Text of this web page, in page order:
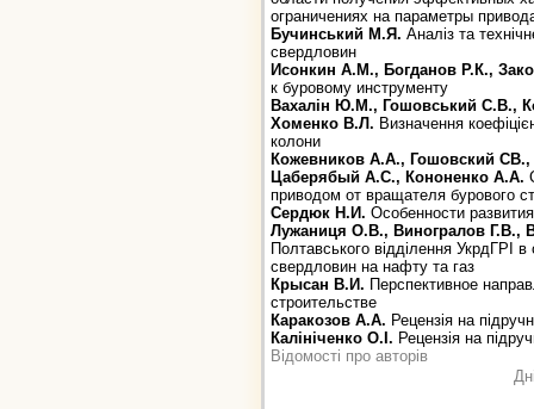
ограничениях на параметры
Бучинський М.Я. Аналіз та
свердловин
Исонкин А.М., Богданов Р.К.,
к буровому инструменту
Вахалін Ю.М., Гошовський С.В.,
Хоменко В.Л. Визначення
колони
Кожевников А.А., Гошовский
Цаберябый А.С., Кононенко А.А.
приводом от вращателя бурового
Сердюк Н.И. Особенности
Лужаниця О.В., Виногралов Г.В.,
Полтавського відділення УкрдГРІ в
свердловин на нафту та газ
Крысан В.И. Перспективное
строительстве
Каракозов А.А. Рецензія на
Калініченко О.І. Рецензія на
Відомості про авторів